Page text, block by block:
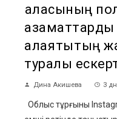
қаласының
азаматтарды
алаяқтықтың
туралы
Дина Акишева 3
Облыс тұрғыны